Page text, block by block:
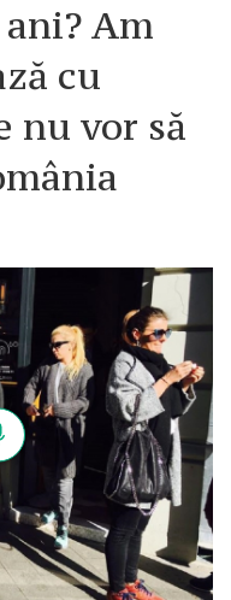
Am
cu
nu vor să